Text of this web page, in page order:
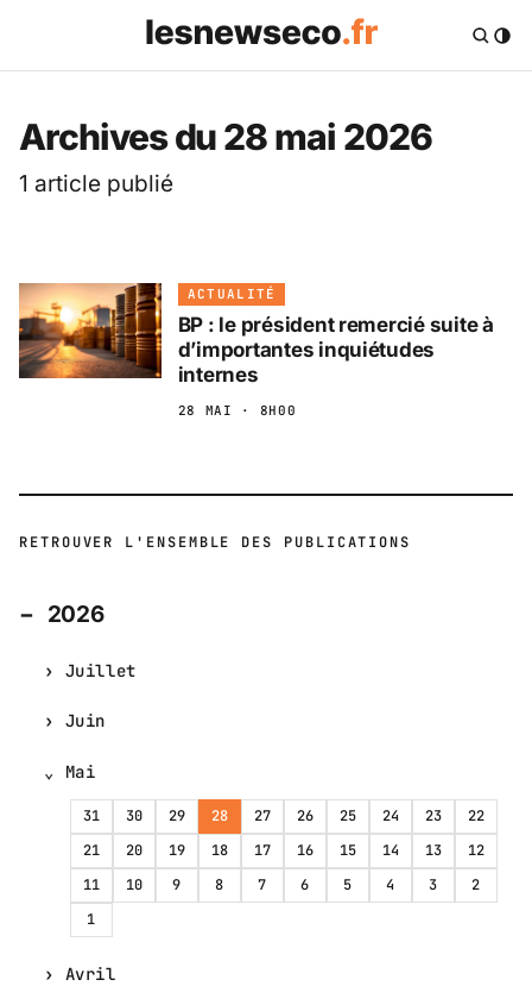
Les News Eco .fr —
Archives du 28 mai 2026
1 article publié
ACTUALITÉ
BP : le président remercié suite à
d’importantes inquiétudes
internes
28 MAI · 8H00
RETROUVER L'ENSEMBLE DES PUBLICATIONS
2026
Juillet
Juin
Mai
31 30 29 28 27 26 25 24 23
22
21
20 19 18 17 16 15 14 13
12
11
10 9 8 7 6 5 4 3
2
1
Avril